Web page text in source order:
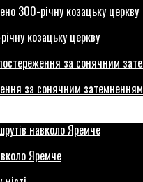
козацьку церкву
за сонячним затемненням
Яремче